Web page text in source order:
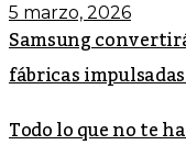
5 marzo, 2026
Samsung
fábricas
Todo lo que no te